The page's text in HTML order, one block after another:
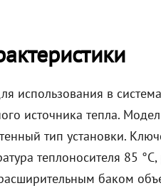
использования в
источника тепла.
тип установки.
теплоносителя 85
баком